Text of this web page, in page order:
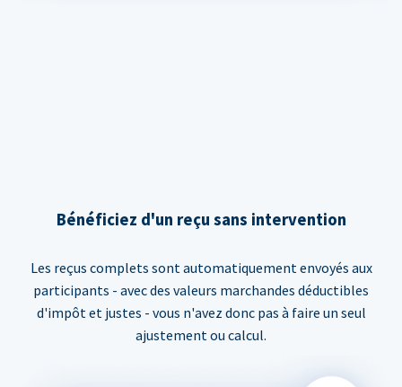
Bénéficiez d'un reçu sans intervention
Les reçus complets sont automatiquement envoyés aux
participants - avec des valeurs marchandes déductibles
d'impôt et justes - vous n'avez donc pas à faire un seul
ajustement ou calcul.